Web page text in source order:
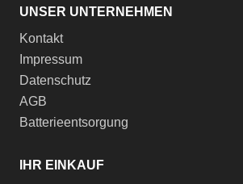
UNSER UNTERNEHMEN
Kontakt
Impressum
Datenschutz
AGB
Batterieentsorgung
IHR EINKAUF